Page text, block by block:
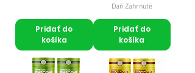
Pridať do
košíka
Daň Zahrnuté
Pridať do
košíka